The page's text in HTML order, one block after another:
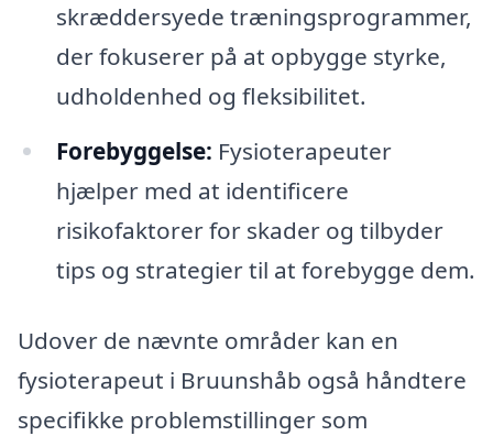
skræddersyede træningsprogrammer,
der fokuserer på at opbygge styrke,
udholdenhed og fleksibilitet.
Forebyggelse: Fysioterapeuter
hjælper med at identificere
risikofaktorer for skader og tilbyder
tips og strategier til at forebygge dem.
Udover de nævnte områder kan en
fysioterapeut i Bruunshåb også håndtere
specifikke problemstillinger som